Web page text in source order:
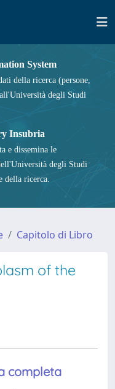
System
della ricerca (persone,
degli Studi
Insubria
e dissemina le
degli Studi
della ricerca.
Capitolo di Libro
of the
completa